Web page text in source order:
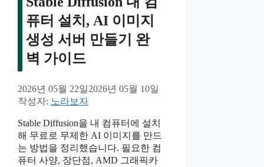
퓨터 설치, AI 이미지
생성 서버 만들기 완
벽 가이드
2026년 05월 22일2026년 05월 10일
작성자: 노라보자
Stable Diffusion을 내 컴퓨터에 설치
해 무료로 무제한 AI 이미지를 만드
는 방법을 정리했습니다. 필요한 컴
퓨터 사양, 장단점, AMD 그래픽카